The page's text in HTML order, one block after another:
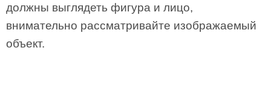
должны выглядеть фигура и лицо,
внимательно рассматривайте изображаемый
объект.